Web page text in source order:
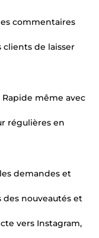
commentaires
clients de laisser
Rapide même avec
régulières en
demandes et
nouveautés et
vers Instagram,